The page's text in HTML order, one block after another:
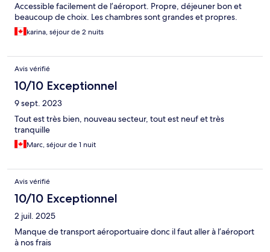
Accessible facilement de l’aéroport. Propre, déjeuner bon et
beaucoup de choix. Les chambres sont grandes et propres.
karina, séjour de 2 nuits
Avis vérifié
10/10 Exceptionnel
9 sept. 2023
Tout est très bien, nouveau secteur, tout est neuf et très
tranquille
Marc, séjour de 1 nuit
Avis vérifié
10/10 Exceptionnel
2 juil. 2025
Manque de transport aéroportuaire donc il faut aller à l’aéroport
à nos frais